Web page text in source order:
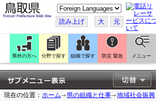
こ
の
ペ
ー
ジ
翻
訳
す
る
読み上げ 大 元
県外の方へ 分野で探す 組織で探す 防災 緊急 メニュー
現在の位置： ホーム 県の組織と仕事
地域社会振興